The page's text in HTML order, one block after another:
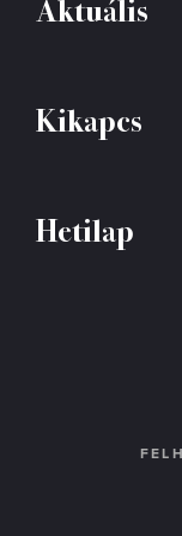
Kikapcs
Hetilap